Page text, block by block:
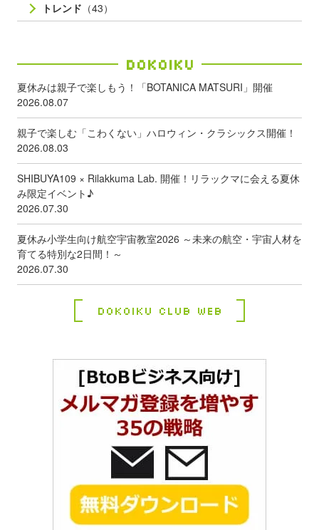
トレンド （43）
Dokoiku
夏休みは親子で楽しもう！「BOTANICA MATSURI」開催
2026.08.07
親子で楽しむ「こわくない」ハロウィン・クラシックス開催！
2026.08.03
SHIBUYA109 × Rilakkuma Lab. 開催！リラックマに会える夏休
み限定イベント♪
2026.07.30
夏休み小学生向け航空宇宙教室2026 ～未来の航空・宇宙人材を
育てる特別な2日間！～
2026.07.30
Dokoiku Club Web